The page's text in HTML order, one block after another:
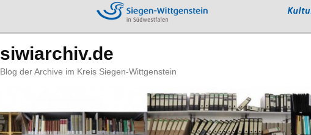
siwiarchiv.de
Blog der Archive im Kreis Siegen-Wittgenstein